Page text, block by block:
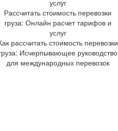
Рассчитать стоимость перевозки
груза: Онлайн расчет тарифов и
услуг
рассчитать стоимость перевозки
Исчерпывающее руководство
для международных перевозок